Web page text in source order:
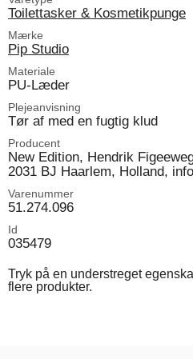
Toilettasker & Kosmetikpunge
Mærke
Pip Studio
Materiale
PU-Læder
Plejeanvisning
Tør af med en fugtig klud
Producent
New Edition, Hendrik
2031 BJ Haarlem, Holland,
Varenummer
51.274.096
Id
035479
Tryk på en understreget
flere produkter.